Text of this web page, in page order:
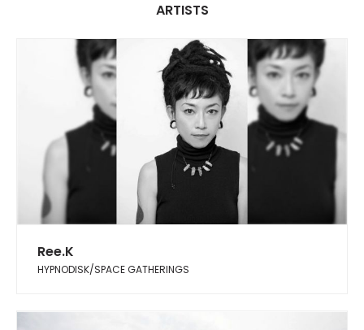
ARTISTS
Ree.K
HYPNODISK/SPACE GATHERINGS